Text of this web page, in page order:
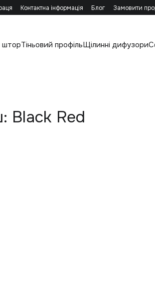
Контактна інформація Блог Замовити
шторТіньовий профільЩілинні дифузори
Black Red